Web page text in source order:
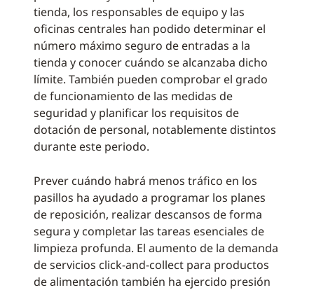
tienda, los responsables de equipo y las
oficinas centrales han podido determinar el
número máximo seguro de entradas a la
tienda y conocer cuándo se alcanzaba dicho
límite. También pueden comprobar el grado
de funcionamiento de las medidas de
seguridad y planificar los requisitos de
dotación de personal, notablemente distintos
durante este periodo.
Prever cuándo habrá menos tráfico en los
pasillos ha ayudado a programar los planes
de reposición, realizar descansos de forma
segura y completar las tareas esenciales de
limpieza profunda. El aumento de la demanda
de servicios click-and-collect para productos
de alimentación también ha ejercido presión